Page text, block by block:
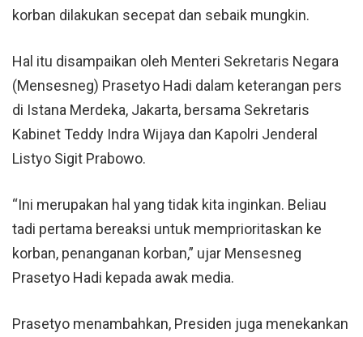
korban dilakukan secepat dan sebaik mungkin.
Hal itu disampaikan oleh Menteri Sekretaris Negara
(Mensesneg) Prasetyo Hadi dalam keterangan pers
di Istana Merdeka, Jakarta, bersama Sekretaris
Kabinet Teddy Indra Wijaya dan Kapolri Jenderal
Listyo Sigit Prabowo.
“Ini merupakan hal yang tidak kita inginkan. Beliau
tadi pertama bereaksi untuk memprioritaskan ke
korban, penanganan korban,” ujar Mensesneg
Prasetyo Hadi kepada awak media.
Prasetyo menambahkan, Presiden juga menekankan